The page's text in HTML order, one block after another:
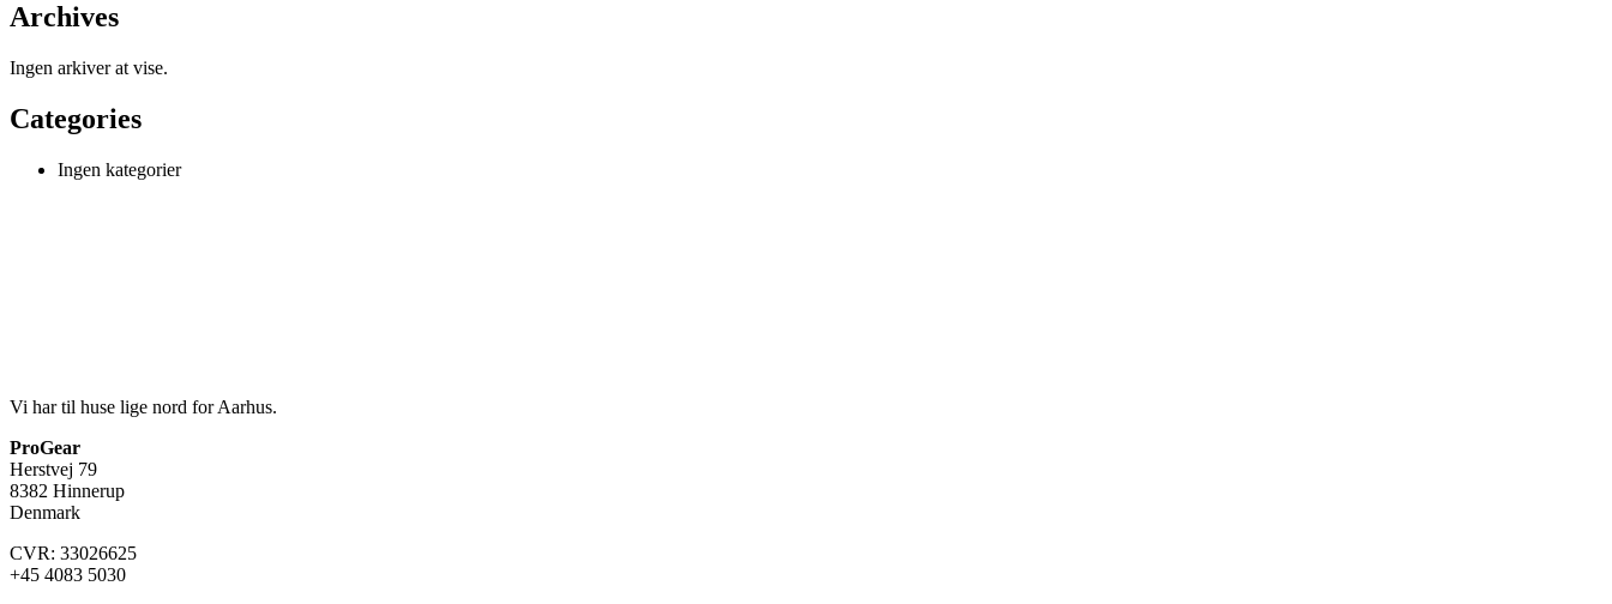
Archives
Ingen arkiver at vise.
Categories
Ingen kategorier
Vi har til huse lige nord for Aarhus.
ProGear
Herstvej 79
8382 Hinnerup
Denmark
CVR: 33026625
+45 4083 5030